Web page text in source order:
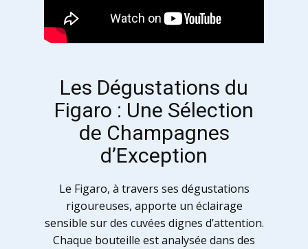
Les Dégustations du
Figaro : Une Sélection
de Champagnes
d’Exception
Le Figaro, à travers ses dégustations
rigoureuses, apporte un éclairage
sensible sur des cuvées dignes d’attention.
Chaque bouteille est analysée dans des